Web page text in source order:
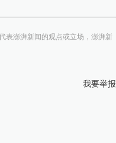
表澎湃新闻的观点或立场，澎湃新
我要举报